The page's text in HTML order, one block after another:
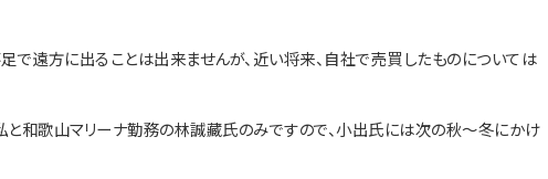
遠方に出ることは出来ませんが、近い将来、自社で売買したものについては
和歌山マリーナ勤務の林誠藏氏のみですので、小出氏には次の秋～冬にかけ